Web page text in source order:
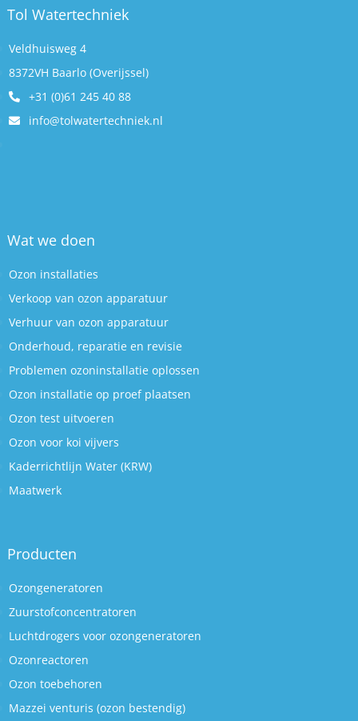
Tol Watertechniek
Veldhuisweg 4
8372VH Baarlo (Overijssel)
+31 (0)61 245 40 88
info@tolwatertechniek.nl
Wat we doen
Ozon installaties
Verkoop van ozon apparatuur
Verhuur van ozon apparatuur
Onderhoud, reparatie en revisie
Problemen ozoninstallatie oplossen
Ozon installatie op proef plaatsen
Ozon test uitvoeren
Ozon voor koi vijvers
Kaderrichtlijn Water (KRW)
Maatwerk
Producten
Ozongeneratoren
Zuurstofconcentratoren
Luchtdrogers voor ozongeneratoren
Ozonreactoren
Ozon toebehoren
Mazzei venturis (ozon bestendig)